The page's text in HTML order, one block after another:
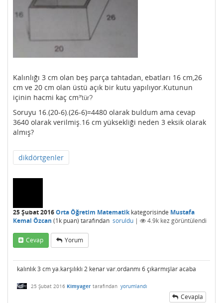
Kalınlığı 3 cm olan beş parça tahtadan, ebatları 16 cm,26
cm ve 20 cm olan üstü açık bir kutu yapılıyor.Kutunun
içinin hacmi kaç cm³'tür?
Soruyu 16.(20-6).(26-6)=4480 olarak buldum ama cevap
3640 olarak verilmiş.16 cm yüksekliği neden 3 eksik olarak
almış?
dikdörtgenler
25 Şubat 2016Orta Öğretim Matematikkategorisinde Mustafa
Kemal Özcan (1k puan) tarafından soruldu | 4.9k kez görüntülendi
Cevap Yorum
kalınlık 3 cm ya.karşılıklı 2 kenar var.ordanmı 6 çıkarmışlar acaba
25 Şubat 2016 Kimyager tarafından yorumlandı
Cevapla